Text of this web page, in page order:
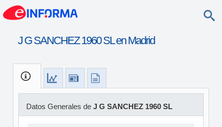
J G SANCHEZ 1960 SL en Madrid
Datos Generales de J G SANCHEZ 1960 SL